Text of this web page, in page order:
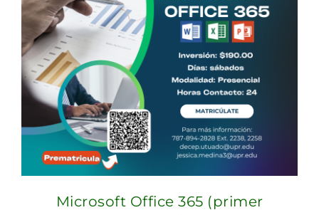
Microsoft Office 365 (primer